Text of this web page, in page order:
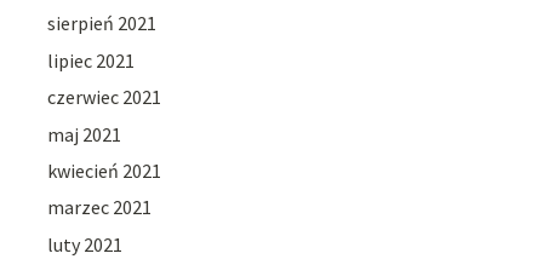
sierpień 2021
lipiec 2021
czerwiec 2021
maj 2021
kwiecień 2021
marzec 2021
luty 2021